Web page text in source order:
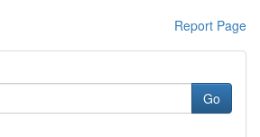
Report Page
Go